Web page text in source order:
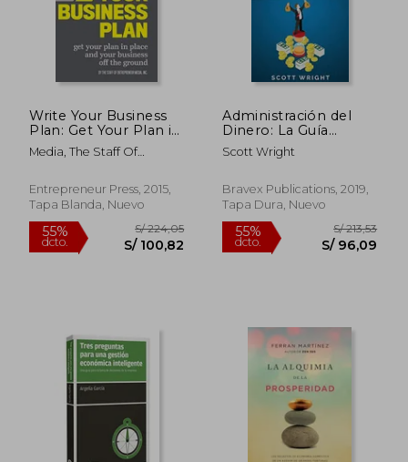
55%
dcto. S/ 74,45
55%
dcto. S/
Write Your Business
Plan: Get Your Plan in
Place and Your
Business off the
(Entrepreneur Media)
(en Inglés)
Media, The Staff Of
Entrepreneur Press, 2015,
Tapa Blanda, Nuevo
Administración del
Dinero: La Guía
Definitiva Para
Elaborar
un Modo Sencillo,
Salir de la Deuda,
Administrar sus
Finanzas Personales
Scott Wright
Bravex Publications, 2019,
Tapa Dura, Nuevo